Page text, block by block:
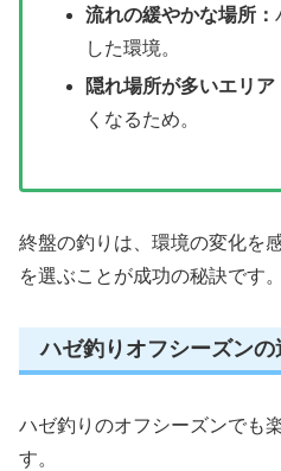
流れの緩やかな場所：
した環境。
隠れ場所が多いエリア
くなるため。
終盤の釣りは、環境の変化を
を選ぶことが成功の秘訣です。
ハゼ釣りオフシーズンの
ハゼ釣りのオフシーズンでも
す。